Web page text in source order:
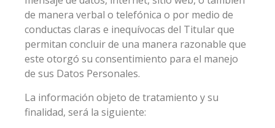
de manera verbal o telefónica o por medio de
conductas claras e inequívocas del Titular que
permitan concluir de una manera razonable que
este otorgó su consentimiento para el manejo
de sus Datos Personales.
La información objeto de tratamiento y su
finalidad, será la siguiente: